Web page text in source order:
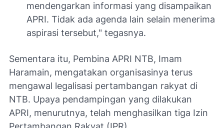
mendengarkan informasi yang disampaikan
APRI. Tidak ada agenda lain selain menerima
aspirasi tersebut," tegasnya.
Sementara itu, Pembina APRI NTB, Imam
Haramain, mengatakan organisasinya terus
mengawal legalisasi pertambangan rakyat di
NTB. Upaya pendampingan yang dilakukan
APRI, menurutnya, telah menghasilkan tiga Izin